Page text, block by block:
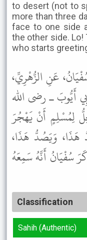
to desert (not to
more than three
face to one side
the other side.
who starts
عَنِ الزُّهْرِيِّ،
أَيُّوبَ ـ رضى الله
لِمُسْلِمٍ أَنْ يَهْجُرَ
هَذَا، وَيَصُدُّ هَذَا،
سُفْيَانُ أَنَّهُ سَمِعَهُ
Classification
Sahih (Authentic)